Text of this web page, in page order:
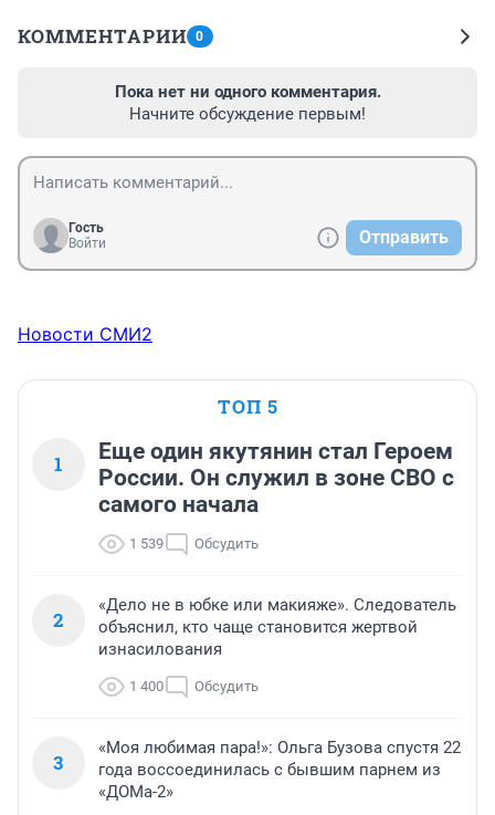
КОММЕНТАРИИ 0
Пока нет ни одного комментария.
Начните обсуждение первым!
Гость
Войти
Отправить
Новости СМИ2
ТОП 5
1
Еще один якутянин стал Героем
России. Он служил в зоне СВО с
самого начала
1 539 Обсудить
2
«Дело не в юбке или макияже». Следователь
объяснил, кто чаще становится жертвой
изнасилования
1 400 Обсудить
3
«Моя любимая пара!»: Ольга Бузова спустя 22
года воссоединилась с бывшим парнем из
«ДОМа-2»